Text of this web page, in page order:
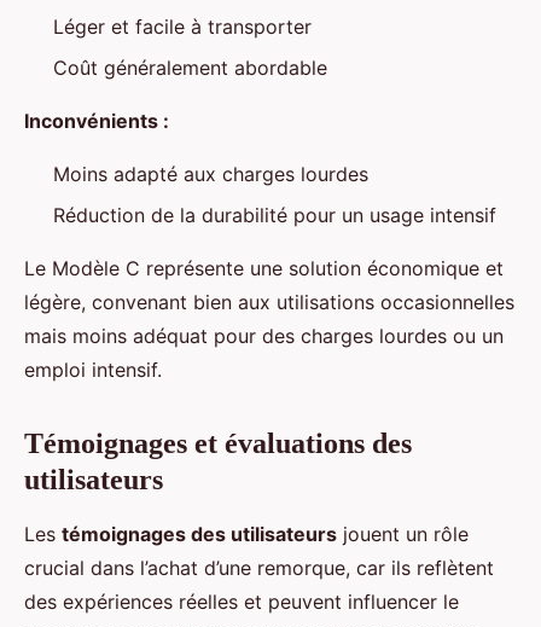
Léger et facile à transporter
Coût généralement abordable
Inconvénients :
Moins adapté aux charges lourdes
Réduction de la durabilité pour un usage intensif
Le Modèle C représente une solution économique et
légère, convenant bien aux utilisations occasionnelles
mais moins adéquat pour des charges lourdes ou un
emploi intensif.
Témoignages et évaluations des
utilisateurs
Les témoignages des utilisateurs jouent un rôle
crucial dans l’achat d’une remorque, car ils reflètent
des expériences réelles et peuvent influencer le